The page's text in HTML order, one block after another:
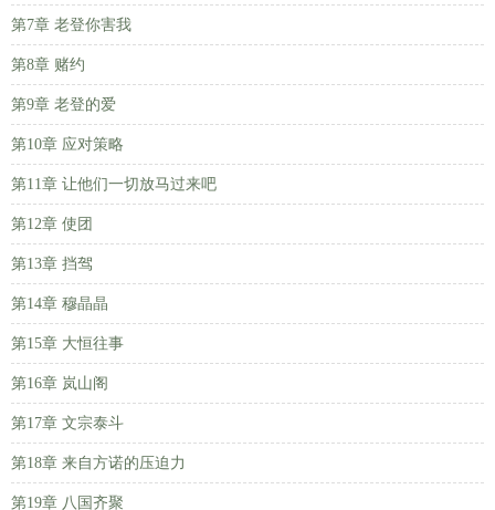
第7章 老登你害我
第8章 赌约
第9章 老登的爱
第10章 应对策略
第11章 让他们一切放马过来吧
第12章 使团
第13章 挡驾
第14章 穆晶晶
第15章 大恒往事
第16章 岚山阁
第17章 文宗泰斗
第18章 来自方诺的压迫力
第19章 八国齐聚